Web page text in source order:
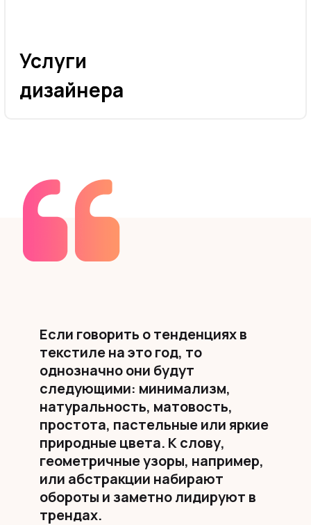
Услуги
дизайнера
Если говорить о тенденциях в
текстиле на это год, то
однозначно они будут
следующими: минимализм,
натуральность, матовость,
простота, пастельные или яркие
природные цвета. К слову,
геометричные узоры, например,
или абстракции набирают
обороты и заметно лидируют в
трендах.